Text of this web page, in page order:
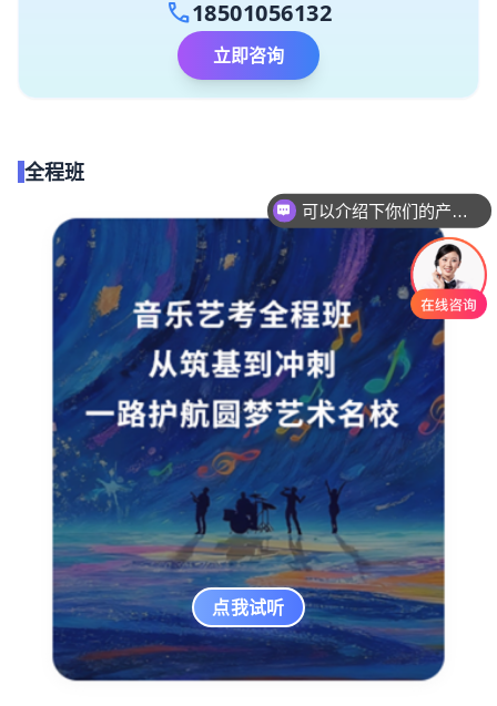
call18501056132
立即咨询
全程班
点我试听
你们是怎么收费的呢